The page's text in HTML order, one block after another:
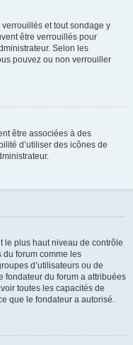
et tout sondage y
être verrouillés pour
Selon les
pouvez ou non verrouiller
être associées à des
d’utiliser des icônes de
le plus haut niveau de contrôle
du forum comme les
d’utilisateurs ou de
fondateur du forum a attribuées
toutes les capacités de
que le fondateur a autorisé.